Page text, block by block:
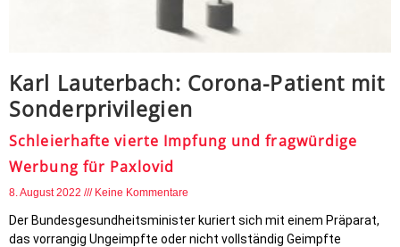
Karl Lauterbach: Corona-Patient mit
Sonderprivilegien
Schleierhafte vierte Impfung und fragwürdige
Werbung für Paxlovid
8. August 2022 Keine Kommentare
Der Bundesgesundheitsminister kuriert sich mit einem Präparat,
das vorrangig Ungeimpfte oder nicht vollständig Geimpfte